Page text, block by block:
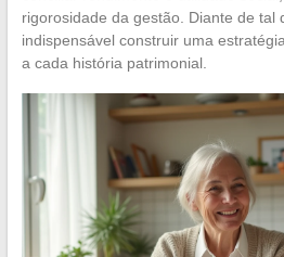
rigorosidade da gestão. Diante de tal
indispensável construir uma
a cada história patrimonial.